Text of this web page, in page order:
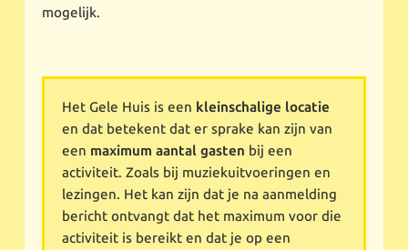
mogelijk.
Het Gele Huis is een kleinschalige locatie
en dat betekent dat er sprake kan zijn van
een maximum aantal gasten bij een
activiteit. Zoals bij muziekuitvoeringen en
lezingen. Het kan zijn dat je na aanmelding
bericht ontvangt dat het maximum voor die
activiteit is bereikt en dat je op een